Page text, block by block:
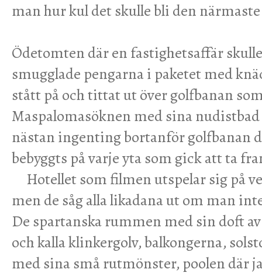
man hur kul det skulle bli den
Ödetomten där en fastighetsaffär
smugglade pengarna i paketet med
stått på och tittat ut över golfbanan
Maspalomasöknen med sina
nästan ingenting bortanför golfbanan
bebyggts på varje yta som gick att ta
Hotellet som filmen utspelar sig på
men de såg alla likadana ut om man
De spartanska rummen med sin doft
och kalla klinkergolv, balkongerna,
med sina små rutmönster, poolen där